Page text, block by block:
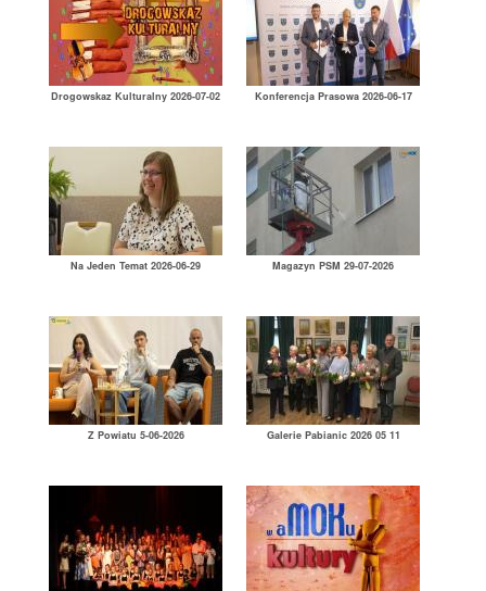
Drogowskaz Kulturalny 2026-07-02 Konferencja Prasowa 2026-06-17
Na Jeden Temat 2026-06-29 Magazyn PSM 29-07-2026
Z Powiatu 5-06-2026 Galerie Pabianic 2026 05 11